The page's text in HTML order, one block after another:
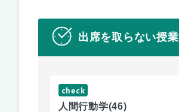
出席を取らない授業
check
人間行動学(46)